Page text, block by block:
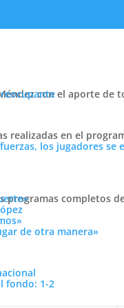
con el aporte de
realizadas en el
los jugadores se
completos de
de otra manera»
fondo: 1-2
cariño
a la gente
CASA!